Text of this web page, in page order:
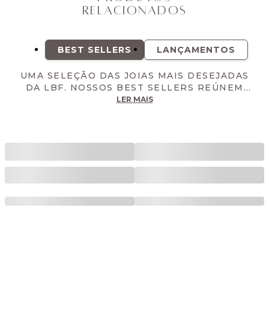
Relacionados
BEST SELLERS LANÇAMENTOS
UMA SELEÇÃO DAS JOIAS MAIS DESEJADAS
DA LBF. NOSSOS BEST SELLERS REÚNEM
OS MODELOS DE MAIOR SUCESSO DA
LER MAIS